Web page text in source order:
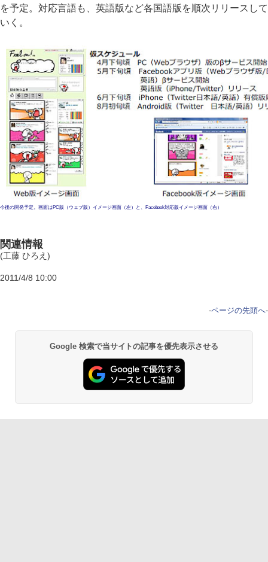
を予定。対応言語も、英語版など各国語版を順次リリースして
いく。
今後の開発予定。画面はPC版（ウェブ版）イメージ画面（左）と、Facebook対応版イメージ画面（右）
関連情報
(工藤 ひろえ)
2011/4/8 10:00
-ページの先頭へ-
Google 検索で当サイトの記事を優先表示させる